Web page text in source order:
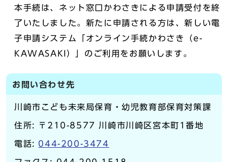
本手続は、ネット窓口かわさきによる申請受付を終
了いたしました。新たに申請される方は、新しい電
子申請システム「オンライン手続かわさき（e-
KAWASAKI）」のご利用をお願いします。
お問い合わせ先
川崎市こども未来局保育・幼児教育部保育対策課
住所: 〒210-8577 川崎市川崎区宮本町1番地
電話: 044-200-3474